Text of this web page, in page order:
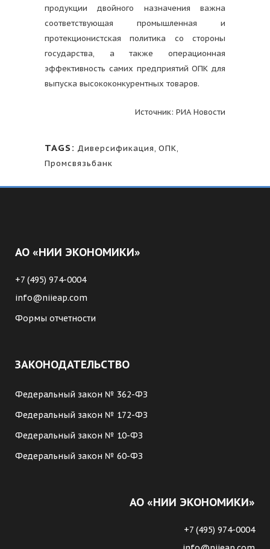
продукции двойного назначения важна
соответствующая промышленная и
протекционистская политика со стороны
государства, а также операционная
эффективность самих предприятий ОПК для
выпуска высококонкурентных товаров.
Источник: РИА Новости
TAGS: Диверсификация, ОПК,
Промсвязьбанк
АО «НИИ ЭКОНОМИКИ»
+7 (495) 974-0004
info@niieap.com
Формы отчетности
ЗАКОНОДАТЕЛЬСТВО
Федеральный закон № 362-ФЗ
Федеральный закон № 172-ФЗ
Федеральный закон № 10-ФЗ
Федеральный закон № 60-ФЗ
АО «НИИ ЭКОНОМИКИ»
+7 (495) 974-0004